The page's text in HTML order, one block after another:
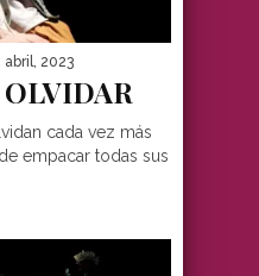
abril, 2023
cada vez más
empacar todas sus